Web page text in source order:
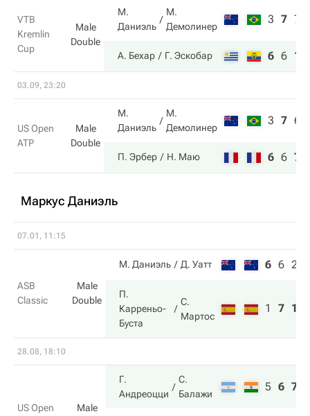
VTB
Kremlin
Cup
Male
Double
М.
Даниэль
М.
Демолинер
3 7 7
А. Бехар Г. Эскобар 6 6 10
03.09, 23:20
US Open
ATP
Male
Double
М.
Даниэль
М.
Демолинер
3 7 6
П. Эрбер Н. Маю 6 6 7
Маркус Даниэль
07.01, 11:15
ASB
Classic
Male
Double
М. Даниэль Д. Уатт 6 6 2
П.
Карреньо-
Буста
С.
Мартос
1 7 10
28.08, 18:10
US Open
Male
Г.
Андреоцци
С.
Балажи
5 6 7